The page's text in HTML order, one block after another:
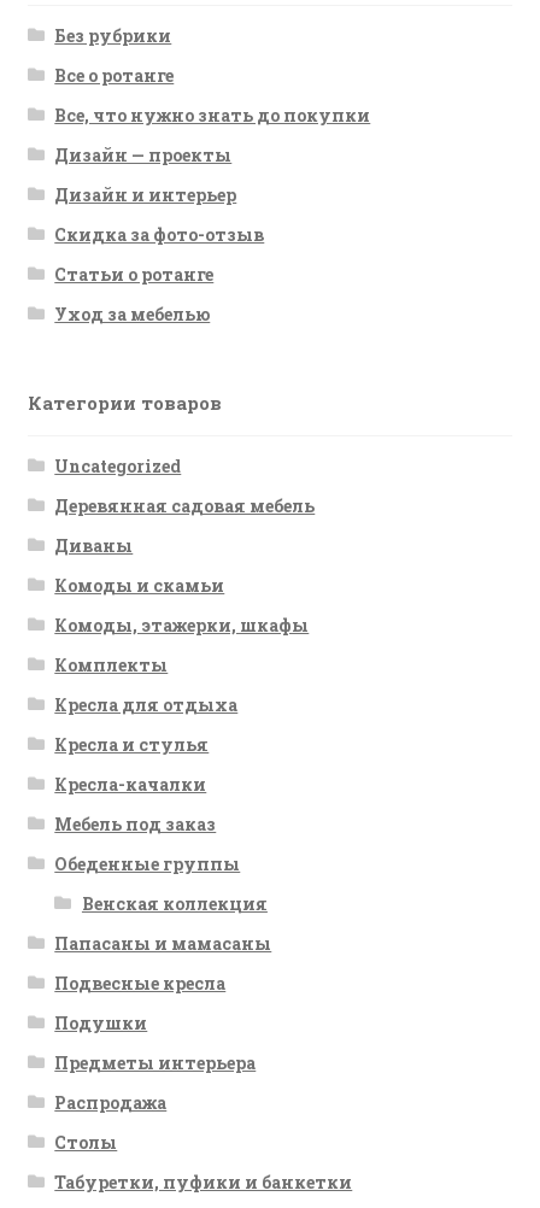
Без рубрики
Все о ротанге
Все, что нужно знать до покупки
Дизайн — проекты
Дизайн и интерьер
Скидка за фото-отзыв
Статьи о ротанге
Уход за мебелью
Категории товаров
Uncategorized
Деревянная садовая мебель
Диваны
Комоды и скамьи
Комоды, этажерки, шкафы
Комплекты
Кресла для отдыха
Кресла и стулья
Кресла-качалки
Мебель под заказ
Обеденные группы
Венская коллекция
Папасаны и мамасаны
Подвесные кресла
Подушки
Предметы интерьера
Распродажа
Столы
Табуретки, пуфики и банкетки